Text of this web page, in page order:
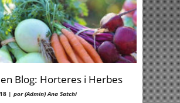
Blog: Horteres i Herbes
| por (Admin) Ana Satchi